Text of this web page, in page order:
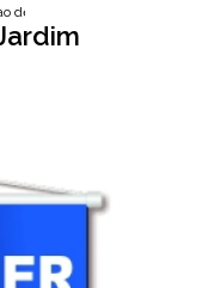
de visita jardim sapopemba